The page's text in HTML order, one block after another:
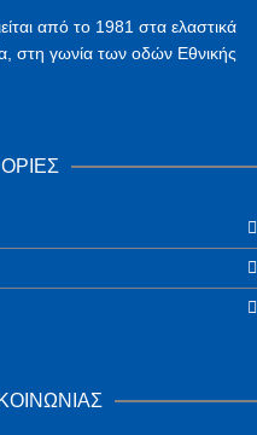
από το 1981 στα ελαστικά
στη γωνία των οδών Εθνικής